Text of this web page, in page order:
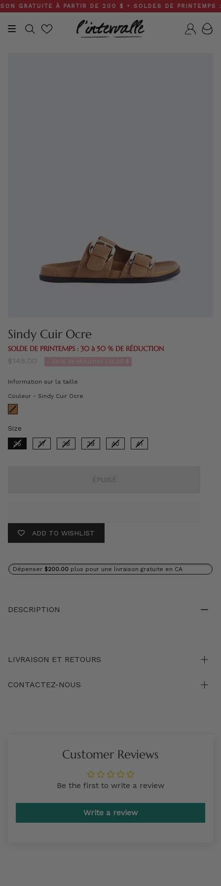
Skip
to
content
À PARTIR DE 200 $ • SOLDES DE PRINTEMPS
Recherche
Sindy Cuir Ocre
SOLDE DE PRINTEMPS : 30 à 50 % DE RÉDUCTION
$148.00 - 50 % de réduction | 74,00 $
Information sur la taille
Couleur - Sindy Cuir Ocre
Size
36 37 38 39 40 41
ÉPUISÉ
ADD TO WISHLIST
Dépenser $200.00 plus pour une livraison gratuite en CA
DESCRIPTION
LIVRAISON ET RETOURS
CONTACTEZ-NOUS
Customer Reviews
Be the first to write a review
Write a review